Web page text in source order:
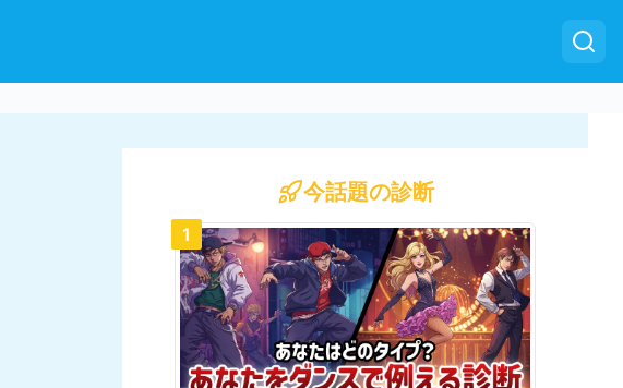
今話題の診断
1